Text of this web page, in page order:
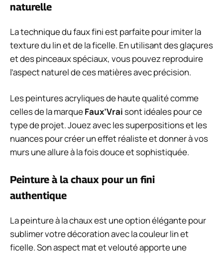
naturelle
La technique du faux fini est parfaite pour imiter la
texture du lin et de la ficelle. En utilisant des glaçures
et des pinceaux spéciaux, vous pouvez reproduire
l’aspect naturel de ces matières avec précision.
Les peintures acryliques de haute qualité comme
celles de la marqueFaux’Vraisont idéales pour ce
type de projet. Jouez avec les superpositions et les
nuances pour créer un effet réaliste et donner à vos
murs une allure à la fois douce et sophistiquée.
Peinture à la chaux pour un fini
authentique
La peinture à la chaux est une option élégante pour
sublimer votre décoration avec la couleur lin et
ficelle. Son aspect mat et velouté apporte une